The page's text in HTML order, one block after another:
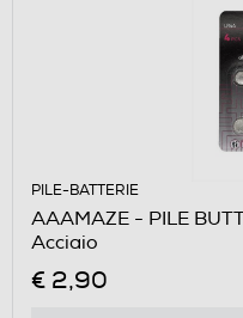
PILE-BATTERIE
AAAMAZE - PILE
Acciaio
€ 2,90